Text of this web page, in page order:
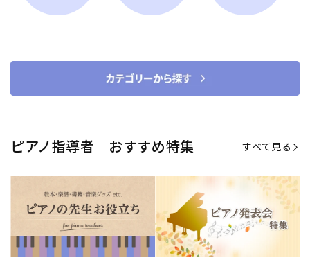
ピアノ指導者 おすすめ特集 すべて見る